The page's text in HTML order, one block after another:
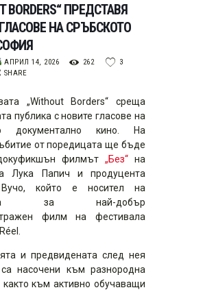
BORDERS“ ПРЕДСТАВЯ
НА СРЪБСКОТО
АПРИЛ 14, 2026 262
3
SHARE
„Without Borders“
среща
публика с новите гласове на
документално кино. На
от поредицата ще бъде
филмът „Без“ на
Лука Папич и продуцента
който е носител на
за най-добър
филм на фестивала
и предвидената след нея
са насочени към разнородна
както към активно обучаващи